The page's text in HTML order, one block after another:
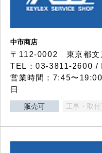
中市商店
〒112-0002 東京都文
TEL：03-3811-2600 /
営業時間：7:45〜
日
販売可 工事・取付